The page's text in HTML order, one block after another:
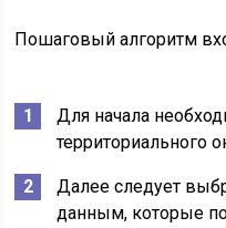
Пошаговый алгоритм
Для начала
территориального
Далее следует
данным, которые